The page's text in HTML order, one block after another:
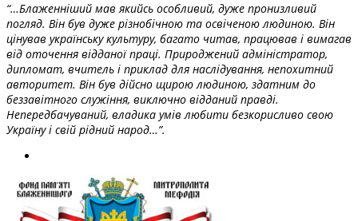
“…Блаженніший мав якийсь особливий, дуже пронизливий
погляд. Він був дуже різнобічною та освіченою людиною. Він
цінував українську культуру, багато читав, працював і вимагав
від оточення відданої праці. Природжений адміністратор,
дипломат, вчитель і приклад для наслідування, непохитний
авторитет. Він був дійсно щирою людиною, здатним до
беззавітного служіння, виключно відданий правді.
Непередбачуваний, владика умів любити безкорисливо свою
Україну і свій рідний народ…”.